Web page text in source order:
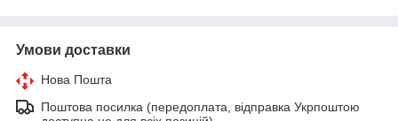
Умови доставки
Нова Пошта
Поштова посилка (передоплата, відправка Укрпоштою